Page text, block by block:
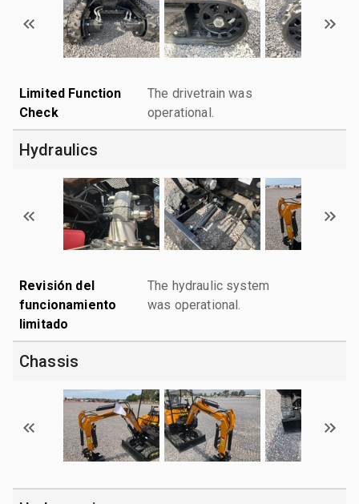
Limited Function
Check
The drivetrain was
operational.
Hydraulics
Revisión del
funcionamiento
limitado
The hydraulic system
was operational.
Chassis